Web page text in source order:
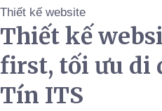
Thiết kế website
Thiết kế
first, tối ưu di
Tín ITS